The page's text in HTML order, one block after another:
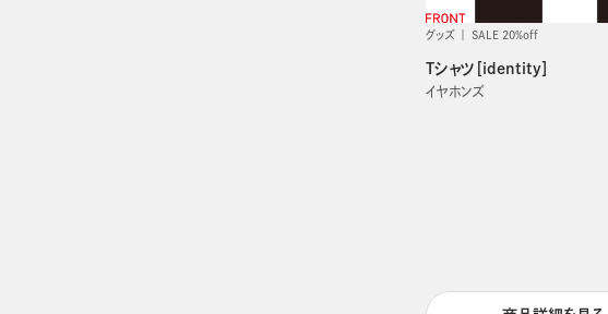
グッズ SALE 20%off
Tシャツ［identity］
イヤホンズ